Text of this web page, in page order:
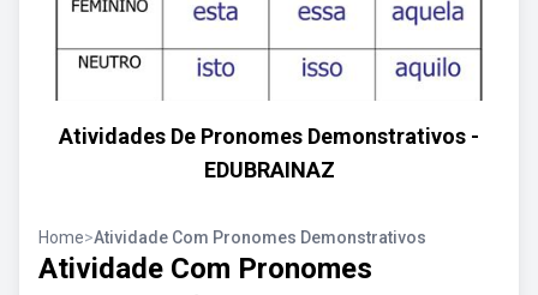
Atividades De Pronomes Demonstrativos -
EDUBRAINAZ
Home>Atividade Com Pronomes Demonstrativos
Atividade Com Pronomes